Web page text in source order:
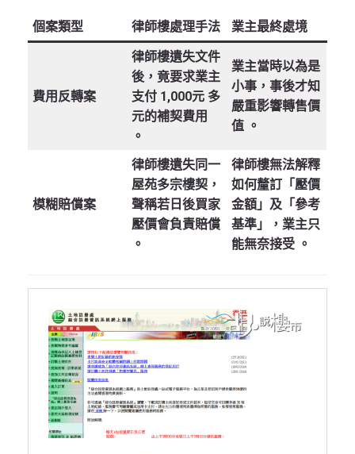
個案類型 律師樓處理手法 業主最終處境
費用反轉案
律師樓遺失文件
後，竟要求業主
支付 1,000元 多
元的補契費用
。
業主當時以為是
小事，事後才知
嚴重影響轉售價
值 。
模糊賠償案
律師樓遺失同一
屋苑多宗樓契，
聲稱若日後買家
壓價會負責賠償
。
律師樓無法解釋
如何釐訂「壓價
金額」及「參考
基準」，業主只
能無奈接受 。